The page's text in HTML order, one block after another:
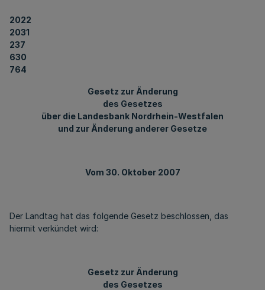
2022
2031
237
630
764
Gesetz zur Änderung
des Gesetzes
über die Landesbank Nordrhein-Westfalen
und zur Änderung anderer Gesetze
Vom 30. Oktober 2007
Der Landtag hat das folgende Gesetz beschlossen, das
hiermit verkündet wird:
Gesetz zur Änderung
des Gesetzes